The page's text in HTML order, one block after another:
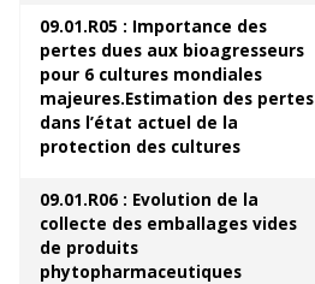
09.01.R05 : Importance des
pertes dues aux bioagresseurs
pour 6 cultures mondiales
majeures.Estimation des pertes
dans l’état actuel de la
protection des cultures
09.01.R06 : Evolution de la
collecte des emballages vides
de produits
phytopharmaceutiques